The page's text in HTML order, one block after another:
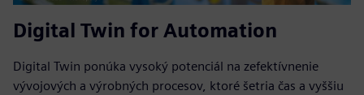
Digital Twin for Automation
Digital Twin ponúka vysoký potenciál na zefektívnenie
vývojových a výrobných procesov, ktoré šetria čas a vyššiu